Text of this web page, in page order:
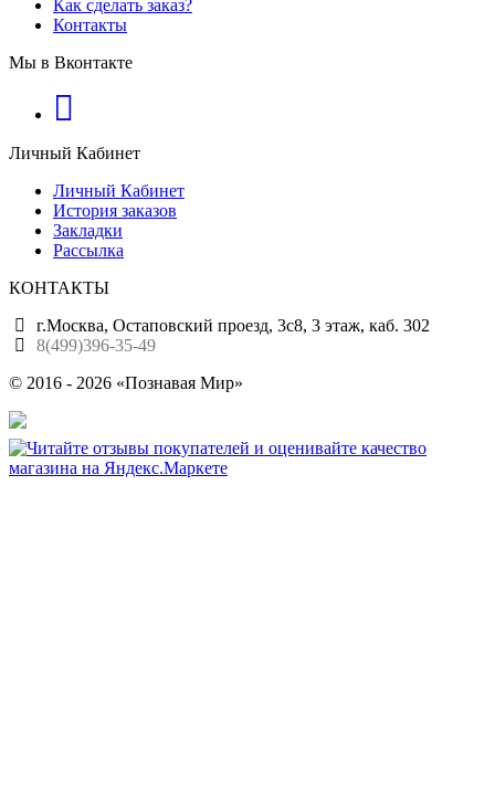
Как сделать заказ?
Контакты
Мы в Вконтакте
Личный Кабинет
Личный Кабинет
История заказов
Закладки
Рассылка
КОНТАКТЫ
г.Москва, Остаповский проезд, 3с8, 3 этаж, каб. 302
8(499)396-35-49
© 2016 - 2026 «Познавая Мир»